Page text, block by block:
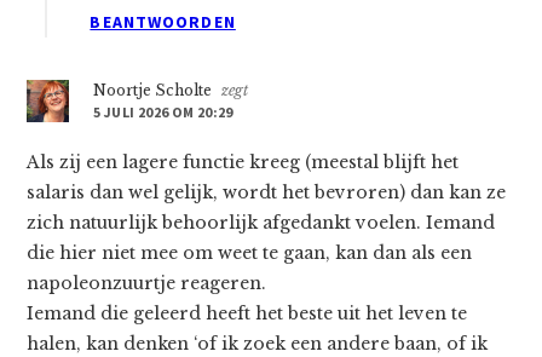
BEANTWOORDEN
Noortje Scholte
zegt
5 JULI 2026 OM 20:29
Als zij een lagere functie kreeg (meestal blijft het
salaris dan wel gelijk, wordt het bevroren) dan kan ze
zich natuurlijk behoorlijk afgedankt voelen. Iemand
die hier niet mee om weet te gaan, kan dan als een
napoleonzuurtje reageren.
Iemand die geleerd heeft het beste uit het leven te
halen, kan denken ‘of ik zoek een andere baan, of ik